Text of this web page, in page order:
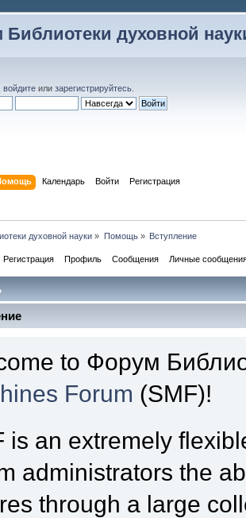
духовной
войдите или зарегистрируйтесь
Календарь Войти Регистрация
духовной науки » Помощь» Вступление
Регистрация Профиль Сообщения Личные
to Форум
Forum (SMF)!
is an extremely
administrators the
through a large